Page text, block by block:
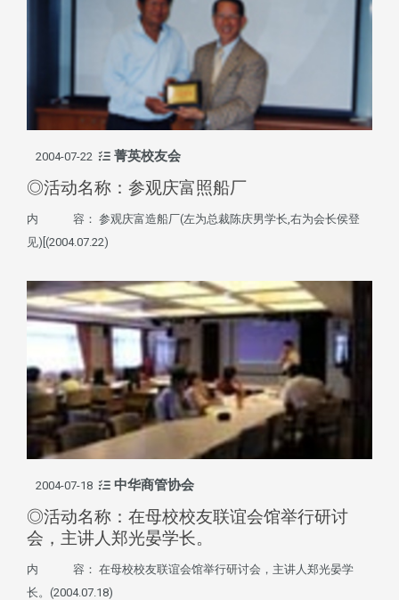
2004-07-22 菁英校友会
◎活动名称：参观庆富照船厂
内 容： 参观庆富造船厂(左为总裁陈庆男学长,右为会长侯登
见)[(2004.07.22)
2004-07-18 中华商管协会
◎活动名称：在母校校友联谊会馆举行研讨
会，主讲人郑光晏学长。
内 容： 在母校校友联谊会馆举行研讨会，主讲人郑光晏学
长。(2004.07.18)